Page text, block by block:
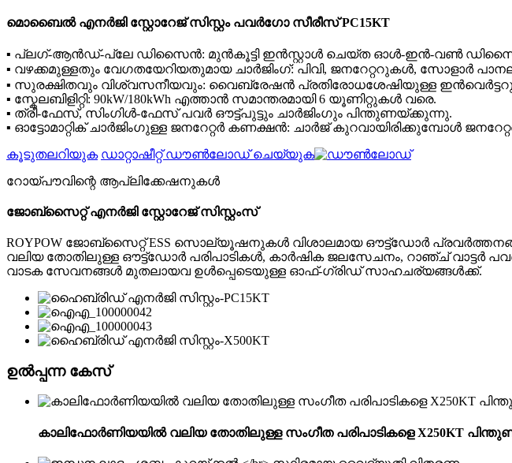
മൊബൈൽ എനർജി സ്റ്റോറേജ് സിസ്റ്റം പവർഗോ സീരീസ് PC15KT
▪ പ്ലഗ്-ആൻഡ്-പ്ലേ ഡിസൈൻ: മുൻകൂട്ടി ഇൻസ്റ്റാൾ ചെയ്ത ഓൾ-ഇൻ-വൺ
▪ വഴക്കമുള്ളതും വേഗതയേറിയതുമായ ചാർജിംഗ്: പിവി, ജനറേറ്ററുകൾ, സോളാർ
▪ സുരക്ഷിതവും വിശ്വസനീയവും: വൈബ്രേഷൻ പ്രതിരോധശേഷിയുള്ള ഇൻവെർട്ടറും
▪ സ്കേലബിളിറ്റി: 90kW/180kWh എത്താൻ സമാന്തരമായി 6 യൂണിറ്റുകൾ വരെ.
▪ ത്രീ-ഫേസ്, സിംഗിൾ-ഫേസ് പവർ ഔട്ട്പുട്ടും ചാർജിംഗും പിന്തുണയ്ക്കുന്നു.
▪ ഓട്ടോമാറ്റിക് ചാർജിംഗുള്ള ജനറേറ്റർ കണക്ഷൻ: ചാർജ് കുറവായിരിക്കുമ്പോൾ
കൂടുതലറിയുക ഡാറ്റാഷീറ്റ് ഡൗൺലോഡ് ചെയ്യുക
റോയ്‌പൗവിന്റെ ആപ്ലിക്കേഷനുകൾ
ജോബ്‌സൈറ്റ് എനർജി സ്റ്റോറേജ് സിസ്റ്റംസ്
ROYPOW ജോബ്‌സൈറ്റ് ESS സൊല്യൂഷനുകൾ വിശാലമായ ഔട്ട്‌ഡോർ
വലിയ തോതിലുള്ള ഔട്ട്‌ഡോർ പരിപാടികൾ, കാർഷിക ജലസേചനം, റാഞ്ച്
വാടക സേവനങ്ങൾ മുതലായവ ഉൾപ്പെടെയുള്ള ഓഫ്-ഗ്രിഡ് സാഹചര്യങ്ങൾക്ക്.
ഉൽപ്പന്ന കേസ്
കാലിഫോർണിയയിൽ വലിയ തോതിലുള്ള സംഗീത പരിപാടികളെ X250KT